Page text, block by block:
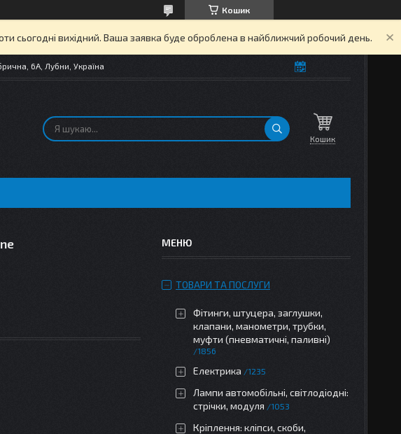
Кошик
сьогодні вихідний. Ваша заявка буде оброблена в найближчий робочий день.
6А, Лубни, Україна
Кошик
ТОВАРИ ТА ПОСЛУГИ
Фітинги, штуцера, заглушки,
клапани, манометри, трубки,
муфти (пневматичні, паливні)
1856
Електрика 1235
Лампи автомобільні, світлодіодні:
стрічки, модуля
1053
Кріплення: кліпси, скоби,